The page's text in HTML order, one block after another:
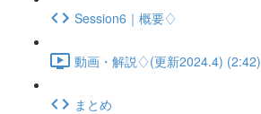
Session6｜概要♢
動画・解説♢(更新2024.4) (2:42)
まとめ